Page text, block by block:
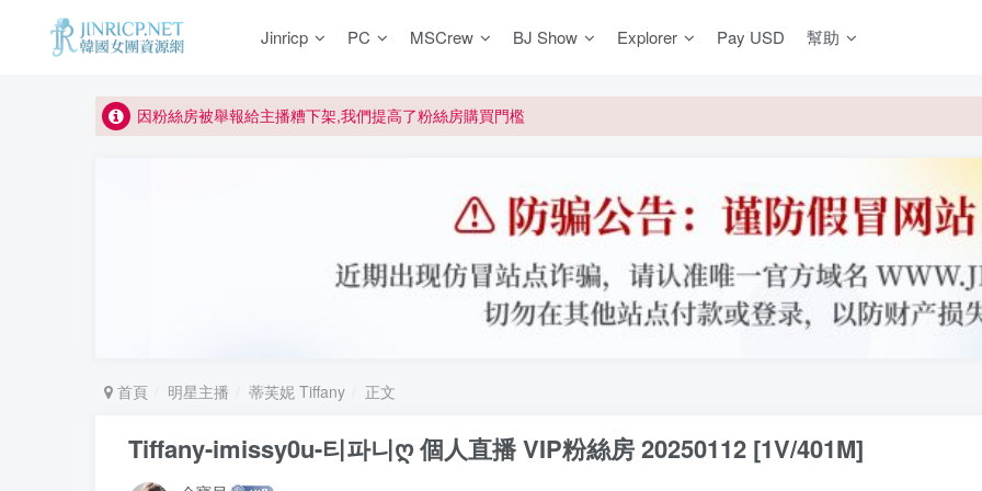
Jinricp PC MSCrew BJ Show Explorer Pay USD 幫助
正版宣告: 警惕盜版網站冒充 Jinricp.net [20260605更新]
所有ED2K連結僅支援115網盤/PikPak網盤，其它網盤均不支援
正版宣告: 警惕盜版網站冒充 Jinricp.net [20260605更新]
首頁 明星主播 蒂芙妮 Tiffany 正文
Tiffany-imissy0u-티파니ღ 個人直播 VIP粉絲房 20250112 [1V/401M]